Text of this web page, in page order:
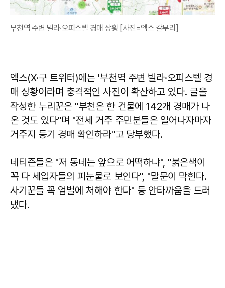
부천역 주변 빌라·오피스텔 경매 상황 [사진=엑스 갈무리]
엑스(X·구 트위터)에는 '부천역 주변 빌라·오피스텔 경
매 상황이라며 충격적인 사진이 확산하고 있다. 글을
작성한 누리꾼은 "부천은 한 건물에 142개 경매가 나
온 것도 있다"며 "전세 거주 주민분들은 일어나자마자
거주지 등기 경매 확인하라"고 당부했다.
네티즌들은 "저 동네는 앞으로 어떡하냐", "붉은색이
꼭 다 세입자들의 피눈물로 보인다", "말문이 막힌다.
사기꾼들 꼭 엄벌에 처해야 한다" 등 안타까움을 드러
냈다.